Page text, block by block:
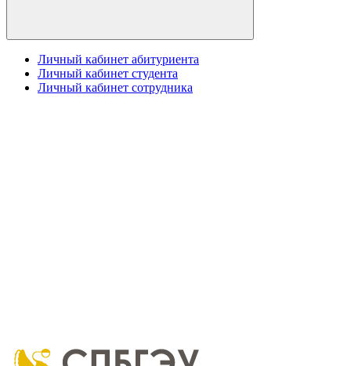
Личный кабинет абитуриента
Личный кабинет студента
Личный кабинет сотрудника